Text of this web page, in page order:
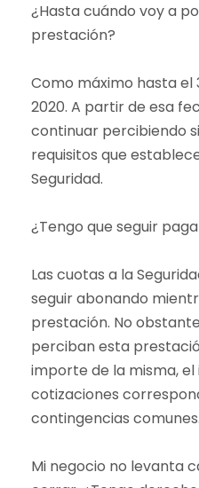
¿Hasta cuándo voy a
prestación?
Como máximo hasta
2020. A partir de esa
continuar percibiendo
requisitos que
Seguridad.
¿Tengo que seguir
Las cuotas a la
seguir abonando
prestación. No
perciban esta
importe de la misma,
cotizaciones
contingencias comunes.
Mi negocio no levanta